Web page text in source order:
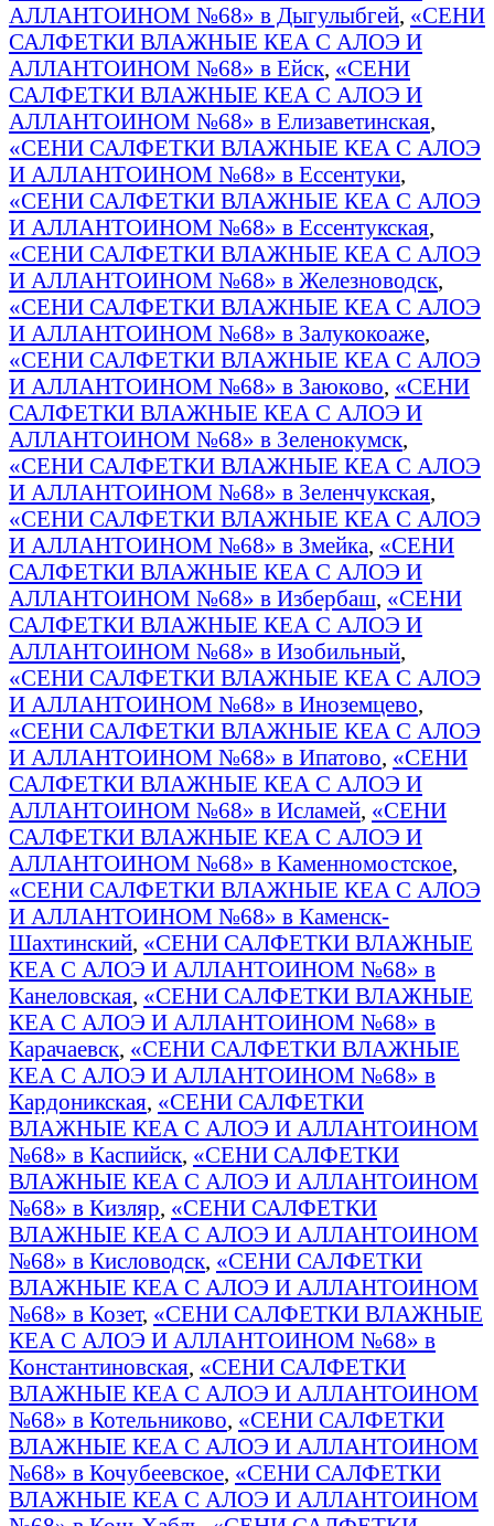
АЛЛАНТОИНОМ №68» в Дыгулыбгей, «СЕНИ
САЛФЕТКИ ВЛАЖНЫЕ КЕА С АЛОЭ И
АЛЛАНТОИНОМ №68» в Ейск, «СЕНИ
САЛФЕТКИ ВЛАЖНЫЕ КЕА С АЛОЭ И
АЛЛАНТОИНОМ №68» в Елизаветинская,
«СЕНИ САЛФЕТКИ ВЛАЖНЫЕ КЕА С АЛОЭ
И АЛЛАНТОИНОМ №68» в Ессентуки,
«СЕНИ САЛФЕТКИ ВЛАЖНЫЕ КЕА С АЛОЭ
И АЛЛАНТОИНОМ №68» в Ессентукская,
«СЕНИ САЛФЕТКИ ВЛАЖНЫЕ КЕА С АЛОЭ
И АЛЛАНТОИНОМ №68» в Железноводск,
«СЕНИ САЛФЕТКИ ВЛАЖНЫЕ КЕА С АЛОЭ
И АЛЛАНТОИНОМ №68» в Залукокоаже,
«СЕНИ САЛФЕТКИ ВЛАЖНЫЕ КЕА С АЛОЭ
И АЛЛАНТОИНОМ №68» в Заюково, «СЕНИ
САЛФЕТКИ ВЛАЖНЫЕ КЕА С АЛОЭ И
АЛЛАНТОИНОМ №68» в Зеленокумск,
«СЕНИ САЛФЕТКИ ВЛАЖНЫЕ КЕА С АЛОЭ
И АЛЛАНТОИНОМ №68» в Зеленчукская,
«СЕНИ САЛФЕТКИ ВЛАЖНЫЕ КЕА С АЛОЭ
И АЛЛАНТОИНОМ №68» в Змейка, «СЕНИ
САЛФЕТКИ ВЛАЖНЫЕ КЕА С АЛОЭ И
АЛЛАНТОИНОМ №68» в Избербаш, «СЕНИ
САЛФЕТКИ ВЛАЖНЫЕ КЕА С АЛОЭ И
АЛЛАНТОИНОМ №68» в Изобильный,
«СЕНИ САЛФЕТКИ ВЛАЖНЫЕ КЕА С АЛОЭ
И АЛЛАНТОИНОМ №68» в Иноземцево,
«СЕНИ САЛФЕТКИ ВЛАЖНЫЕ КЕА С АЛОЭ
И АЛЛАНТОИНОМ №68» в Ипатово, «СЕНИ
САЛФЕТКИ ВЛАЖНЫЕ КЕА С АЛОЭ И
АЛЛАНТОИНОМ №68» в Исламей, «СЕНИ
САЛФЕТКИ ВЛАЖНЫЕ КЕА С АЛОЭ И
АЛЛАНТОИНОМ №68» в Каменномостское,
«СЕНИ САЛФЕТКИ ВЛАЖНЫЕ КЕА С АЛОЭ
И АЛЛАНТОИНОМ №68» в Каменск-
Шахтинский, «СЕНИ САЛФЕТКИ ВЛАЖНЫЕ
КЕА С АЛОЭ И АЛЛАНТОИНОМ №68» в
Канеловская, «СЕНИ САЛФЕТКИ ВЛАЖНЫЕ
КЕА С АЛОЭ И АЛЛАНТОИНОМ №68» в
Карачаевск, «СЕНИ САЛФЕТКИ ВЛАЖНЫЕ
КЕА С АЛОЭ И АЛЛАНТОИНОМ №68» в
Кардоникская, «СЕНИ САЛФЕТКИ
ВЛАЖНЫЕ КЕА С АЛОЭ И АЛЛАНТОИНОМ
№68» в Каспийск, «СЕНИ САЛФЕТКИ
ВЛАЖНЫЕ КЕА С АЛОЭ И АЛЛАНТОИНОМ
№68» в Кизляр, «СЕНИ САЛФЕТКИ
ВЛАЖНЫЕ КЕА С АЛОЭ И АЛЛАНТОИНОМ
№68» в Кисловодск, «СЕНИ САЛФЕТКИ
ВЛАЖНЫЕ КЕА С АЛОЭ И АЛЛАНТОИНОМ
№68» в Козет, «СЕНИ САЛФЕТКИ ВЛАЖНЫЕ
КЕА С АЛОЭ И АЛЛАНТОИНОМ №68» в
Константиновская, «СЕНИ САЛФЕТКИ
ВЛАЖНЫЕ КЕА С АЛОЭ И АЛЛАНТОИНОМ
№68» в Котельниково, «СЕНИ САЛФЕТКИ
ВЛАЖНЫЕ КЕА С АЛОЭ И АЛЛАНТОИНОМ
№68» в Кочубеевское, «СЕНИ САЛФЕТКИ
ВЛАЖНЫЕ КЕА С АЛОЭ И АЛЛАНТОИНОМ